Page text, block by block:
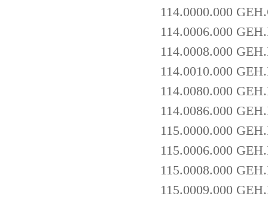
114.0000.000
114.0006.000
114.0008.000
114.0010.000
114.0080.000
114.0086.000
115.0000.000
115.0006.000
115.0008.000
115.0009.000